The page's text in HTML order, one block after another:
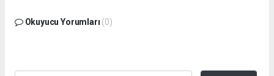
Okuyucu Yorumları (0)